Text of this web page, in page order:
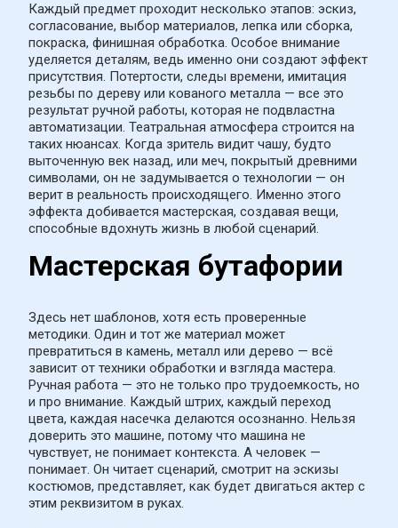
Каждый предмет проходит несколько этапов: эскиз,
согласование, выбор материалов, лепка или сборка,
покраска, финишная обработка. Особое внимание
уделяется деталям, ведь именно они создают эффект
присутствия. Потертости, следы времени, имитация
резьбы по дереву или кованого металла — все это
результат ручной работы, которая не подвластна
автоматизации. Театральная атмосфера строится на
таких нюансах. Когда зритель видит чашу, будто
выточенную век назад, или меч, покрытый древними
символами, он не задумывается о технологии — он
верит в реальность происходящего. Именно этого
эффекта добивается мастерская, создавая вещи,
способные вдохнуть жизнь в любой сценарий.
Мастерская бутафории
Здесь нет шаблонов, хотя есть проверенные
методики. Один и тот же материал может
превратиться в камень, металл или дерево — всё
зависит от техники обработки и взгляда мастера.
Ручная работа — это не только про трудоемкость, но
и про внимание. Каждый штрих, каждый переход
цвета, каждая насечка делаются осознанно. Нельзя
доверить это машине, потому что машина не
чувствует, не понимает контекста. А человек —
понимает. Он читает сценарий, смотрит на эскизы
костюмов, представляет, как будет двигаться актер с
этим реквизитом в руках.